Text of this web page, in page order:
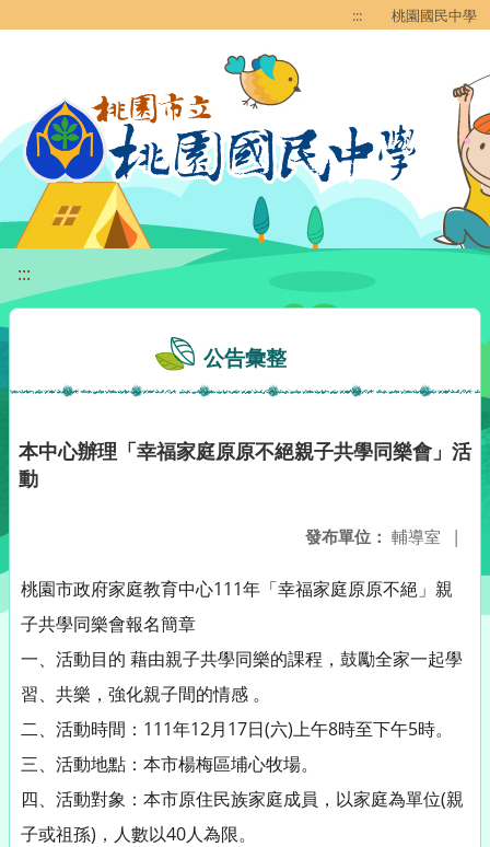
::: 桃園國民中學
:::
公告彙整
本中心辦理「幸福家庭原原不絕親子共學同樂會」活
動
發布單位： 輔導室 |
桃園市政府家庭教育中心111年「幸福家庭原原不絕」親
子共學同樂會報名簡章
一、活動目的 藉由親子共學同樂的課程，鼓勵全家一起學
習、共樂，強化親子間的情感 。
二、活動時間：111年12月17日(六)上午8時至下午5時。
三、活動地點：本市楊梅區埔心牧場。
四、活動對象：本市原住民族家庭成員，以家庭為單位(親
子或祖孫)，人數以40人為限。